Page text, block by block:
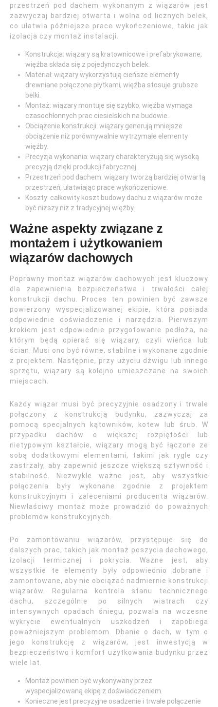
przestrzeń pod dachem wykonanym z wiązarów jest
zazwyczaj bardziej otwarta i wolna od licznych belek,
co ułatwia późniejsze prace wykończeniowe, takie jak
izolacja czy montaż instalacji.
Konstrukcja: wiązary są kratownicowe i prefabrykowane,
więźba składa się z pojedynczych belek.
Materiał: wiązary wykorzystują cieńsze elementy
drewniane połączone płytkami, więźba stosuje grubsze
belki.
Montaż: wiązary montuje się szybko, więźba wymaga
czasochłonnych prac ciesielskich na budowie.
Obciążenie konstrukcji: wiązary generują mniejsze
obciążenie niż porównywalnie wytrzymałe elementy
więźby.
Precyzja wykonania: wiązary charakteryzują się wysoką
precyzją dzięki produkcji fabrycznej.
Przestrzeń pod dachem: wiązary tworzą bardziej otwartą
przestrzeń, ułatwiając prace wykończeniowe.
Koszty: całkowity koszt budowy dachu z wiązarów może
być niższy niż z tradycyjnej więźby.
Ważne aspekty związane z
montażem i użytkowaniem
wiązarów dachowych
Poprawny montaż wiązarów dachowych jest kluczowy
dla zapewnienia bezpieczeństwa i trwałości całej
konstrukcji dachu. Proces ten powinien być zawsze
powierzony wyspecjalizowanej ekipie, która posiada
odpowiednie doświadczenie i narzędzia. Pierwszym
krokiem jest odpowiednie przygotowanie podłoża, na
którym będą opierać się wiązary, czyli wieńca lub
ścian. Musi ono być równe, stabilne i wykonane zgodnie
z projektem. Następnie, przy użyciu dźwigu lub innego
sprzętu, wiązary są kolejno umieszczane na swoich
miejscach.
Każdy wiązar musi być precyzyjnie osadzony i trwale
połączony z konstrukcją budynku, zazwyczaj za
pomocą specjalnych kątowników, kotew lub śrub. W
przypadku dachów o większej rozpiętości lub
nietypowym kształcie, wiązary mogą być łączone ze
sobą dodatkowymi elementami, takimi jak rygle czy
zastrzały, aby zapewnić jeszcze większą sztywność i
stabilność. Niezwykle ważne jest, aby wszystkie
połączenia były wykonane zgodnie z projektem
konstrukcyjnym i zaleceniami producenta wiązarów.
Niewłaściwy montaż może prowadzić do poważnych
problemów konstrukcyjnych.
Po zamontowaniu wiązarów, przystępuje się do
dalszych prac, takich jak montaż poszycia dachowego,
izolacji termicznej i pokrycia. Ważne jest, aby
wszystkie te elementy były odpowiednio dobrane i
zamontowane, aby nie obciążać nadmiernie konstrukcji
wiązarów. Regularna kontrola stanu technicznego
dachu, szczególnie po silnych wiatrach czy
intensywnych opadach śniegu, pozwala na wczesne
wykrycie ewentualnych uszkodzeń i zapobiega
poważniejszym problemom. Dbanie o dach, w tym o
jego konstrukcję z wiązarów, jest inwestycją w
bezpieczeństwo i komfort użytkowania budynku przez
wiele lat.
Montaż powinien być wykonywany przez
wyspecjalizowaną ekipę z doświadczeniem.
Konieczne jest precyzyjne osadzenie i trwałe połączenie